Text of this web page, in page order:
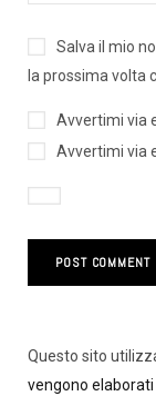
Salva il mio
la prossima volta
Avvertimi via
Avvertimi via
Questo sito
vengono